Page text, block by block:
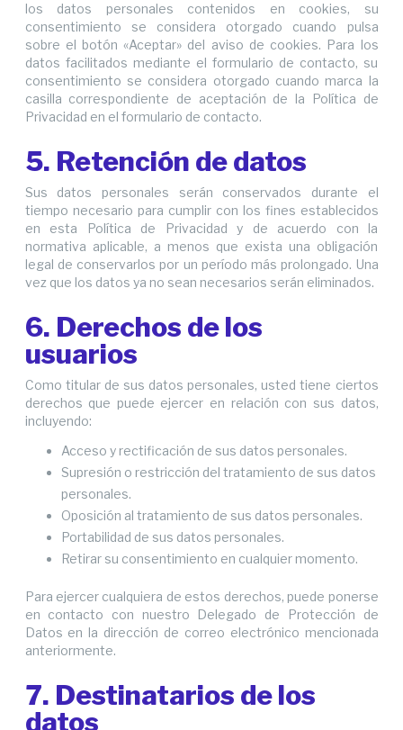
los datos personales contenidos en cookies, su
consentimiento se considera otorgado cuando pulsa
sobre el botón «Aceptar» del aviso de cookies. Para los
datos facilitados mediante el formulario de contacto, su
consentimiento se considera otorgado cuando marca la
casilla correspondiente de aceptación de la Política de
Privacidad en el formulario de contacto.
5. Retención de datos
Sus datos personales serán conservados durante el
tiempo necesario para cumplir con los fines establecidos
en esta Política de Privacidad y de acuerdo con la
normativa aplicable, a menos que exista una obligación
legal de conservarlos por un período más prolongado. Una
vez que los datos ya no sean necesarios serán eliminados.
6. Derechos de los
usuarios
Como titular de sus datos personales, usted tiene ciertos
derechos que puede ejercer en relación con sus datos,
incluyendo:
Acceso y rectificación de sus datos personales.
Supresión o restricción del tratamiento de sus datos
personales.
Oposición al tratamiento de sus datos personales.
Portabilidad de sus datos personales.
Retirar su consentimiento en cualquier momento.
Para ejercer cualquiera de estos derechos, puede ponerse
en contacto con nuestro Delegado de Protección de
Datos en la dirección de correo electrónico mencionada
anteriormente.
7. Destinatarios de los
datos